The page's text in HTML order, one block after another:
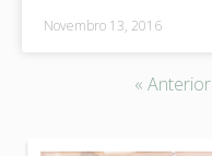
Novembro 13, 2016
« Anterior